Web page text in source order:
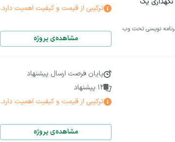
نویسی تحت وب
ترکیبی از قیمت و کیفیت اهمیت دارد.
مشاهده‌ی پروژه
پایان فرصت ارسال پیشنهاد
12 پیشنهاد
ترکیبی از قیمت و کیفیت اهمیت دارد.
مشاهده‌ی پروژه